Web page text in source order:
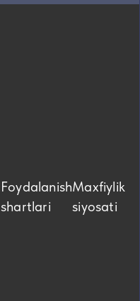
Foydalanish
shartlari
Maxfiylik
siyosati